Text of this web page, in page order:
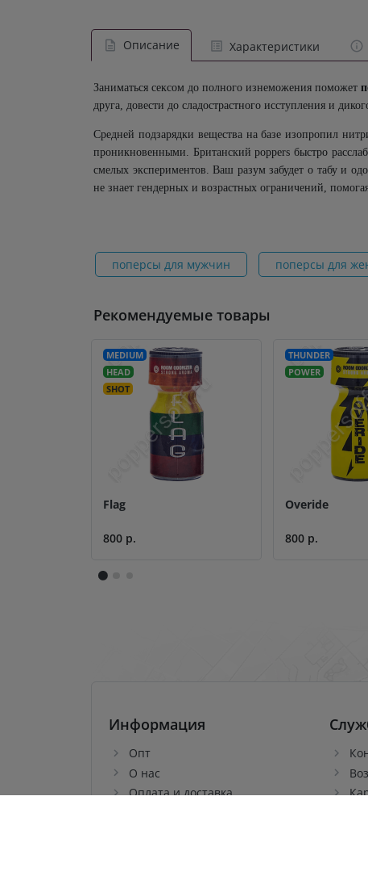
Описание Характеристики
Заниматься сексом до полного изнеможения поможет
друга, довести до сладострастного исступления и
Средней подзарядки вещества на базе изопропил
проникновенными. Британскийpoppers быстро
смелых экспериментов. Ваш разум забудет о табу и
не знает гендерных и возрастных ограничений,
поперсы для мужчин поперсы для
Рекомендуемые товары
MEDIUM
HEAD
SHOT
Flag
800 р.
THUNDER
POWER
Overide
800 р.
Информация
Опт
О нас
Оплата и доставка